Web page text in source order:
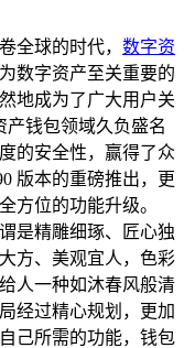
全球的时代， 数字资
数字资产至关重要的
地成为了广大用户关
产钱包领域久负盛名
的安全性，赢得了众
版本的重磅推出，更
方位的功能升级。
是精雕细琢、匠心独
方、美观宜人，色彩
人一种如沐春风般清
经过精心规划，更加
己所需的功能，钱包